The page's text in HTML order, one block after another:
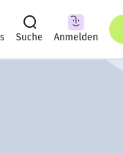
Suche Anmelden